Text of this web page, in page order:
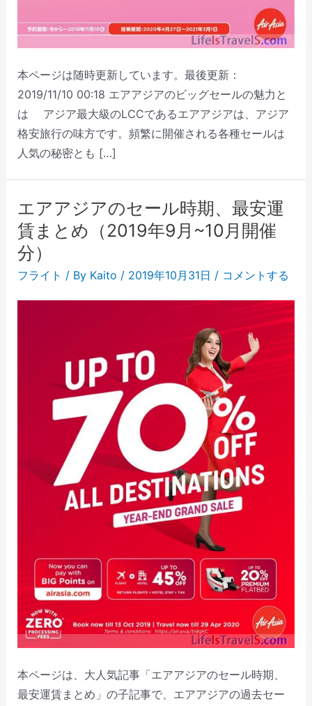
本ページは随時更新しています。最後更新：
2019/11/10 00:18 エアアジアのビッグセールの魅力と
は アジア最大級のLCCであるエアアジアは、アジア
格安旅行の味方です。頻繁に開催される各種セールは
人気の秘密とも […]
エアアジアのセール時期、最安運
賃まとめ（2019年9月~10月開催
分）
フライト / By Kaito / 2019年10月31日 / コメントする
本ページは、大人気記事「エアアジアのセール時期、
最安運賃まとめ」の子記事で、エアアジアの過去セー